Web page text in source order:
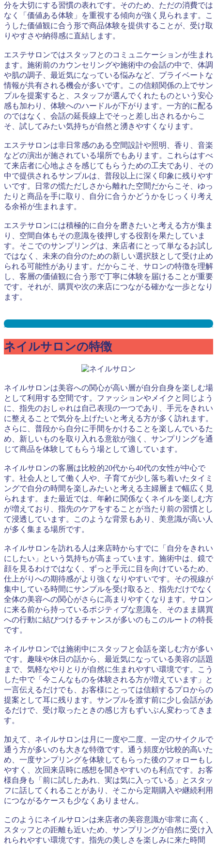
分を大切にする習慣の表れです。そのため、ただの消費では
なく「価値ある体験」を重視する傾向が強く見られます。こ
うした価値観に合う形で商品体験を提供することが、受け取
りやすさや納得感に直結します。
エステサロンではスタッフとのコミュニケーションが生まれ
ます。施術前のカウンセリングや施術中の会話の中で、体調
や肌の調子、最近気になっている悩みなど、プライベートな
情報が共有される機会が多いです。この信頼関係の上でサン
プルを提案すると、スタッフが選んでくれたものという安心
感も加わり、体験へのハードルが下がります。一方的に配る
のではなく、会話の延長線上でそっと差し出されるからこ
そ、試してみたい気持ちが自然と湧きやすくなります。
エステサロンは非日常感のある空間設計や照明、香り、音楽
などの演出が施されている場所でもあります。これらはすべ
て来店者に心地よさを感じてもらうための工夫であり、その
中で提供されるサンプルは、普段以上に深く印象に残りやす
いです。日常の慌ただしさから離れた空間だからこそ、ゆっ
たりと商品を手に取り、自分に合うかどうかをじっくり考え
る余裕が生まれます。
エステサロンには積極的に自分を磨きたいと考える方が集ま
り、空間自体もその意識を後押しする役割を果たしていま
す。そこでのサンプリングは、来店者にとって単なるお試し
ではなく、未来の自分のための新しい選択肢として受け止め
られる可能性があります。だからこそ、サロンの特徴を理解
し、客層の価値観に合う形で丁寧に体験を届けることが重要
です。それが、購買や次の来店につながる確かな一歩となり
ます。
エステサロンサンプリングとは？メリット３選と事例を紹介
ネイルサロンの特徴
ネイルサロンは美容への関心が高い層が自分自身を楽しむ場
として利用する空間です。ファッションやメイクと同じよう
に、指先のおしゃれは自己表現の一つであり、手元をきれい
に整えることで気分を上げたいと考える方が多く訪れます。
さらに、普段から自分に手間をかけることを楽しんでいるた
め、新しいものを取り入れる意欲が強く、サンプリングを通
じて商品を体験してもらう場として適しています。
ネイルサロンの客層は比較的20代から40代の女性が中心で
す。社会人として働く人や、子育てが少し落ち着いたタイミ
ングで自分の時間を楽しみたいと考える主婦層まで幅広く見
られます。また最近では、年齢に関係なくネイルを楽しむ方
が増えており、指先のケアをすることが当たり前の習慣とし
て浸透しています。このような背景もあり、美意識が高い人
が多く集まる場所です。
ネイルサロンを訪れる人は来店時からすでに「自分をきれい
にしたい」という気持ちが高まっています。施術中は、鏡で
顔を見るわけではなく、ずっと手元に目を向けているため、
仕上がりへの期待感がより強くなりやすいです。その視線が
集中している時間にサンプルを受け取ると、指先だけでなく
全体の美容への関心がさらに高まりやすくなります。サロン
に来る前から持っているポジティブな意識を、そのまま購買
への行動に結びつけるチャンスが多いのもこのルートの特長
です。
ネイルサロンでは施術中にスタッフと会話を楽しむ方が多い
です。趣味や休日の話から、最近気になっている美容の話題
まで、気軽なやりとりが自然に生まれやすい環境です。こう
した中で「今こんなものを体験される方が増えています」と
一言伝えるだけでも、お客様にとっては信頼するプロからの
提案として耳に残ります。サンプルを渡す前に少し会話があ
るだけで、受け取ったときの感じ方もずいぶん変わってきま
す。
加えて、ネイルサロンは月に一度や二度、一定のサイクルで
通う方が多いのも大きな特徴です。通う頻度が比較的高いた
め、一度サンプリングを体験してもらった後のフォローもし
やすく、次回来店時に感想を聞きやすいのも利点です。お客
様自身も「前に試したあれ、実は気に入っている」とスタッ
フに話してくれることがあり、そこから定期購入や継続利用
につながるケースも少なくありません。
このようにネイルサロンは来店者の美容意識が非常に高く、
スタッフとの距離も近いため、サンプリングが自然に受け入
れられやすい環境です。指先の美しさを楽しみに来た時間